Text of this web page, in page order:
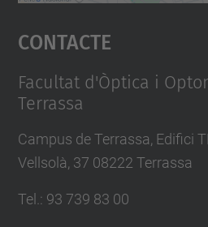
Accepta
powered by
Contacte
Facultat d'Òptica i
Terrassa
Campus de Terrassa, Edifici
Vellsolà, 37 08222 Terrassa
Tel. : 93 739 83 00